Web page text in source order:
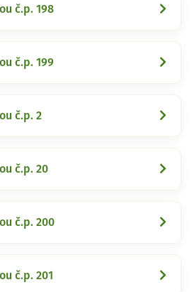
č.p. 198
č.p. 199
č.p. 2
č.p. 20
č.p. 200
č.p. 201